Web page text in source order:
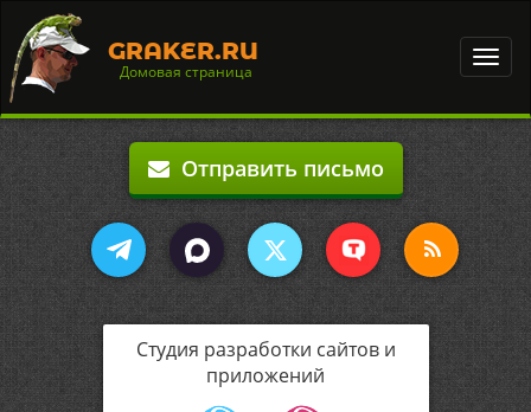
GRAKER.RU
Домовая страница
Отправить письмо
Студия разработки сайтов и
приложений